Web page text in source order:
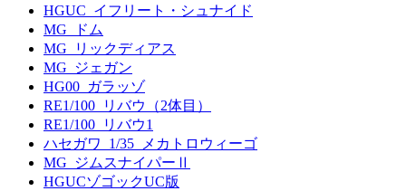
HGUC_イフリート・シュナイド
MG_ドム
MG_リックディアス
MG_ジェガン
HG00_ガラッゾ
RE1/100_リバウ（2体目）
RE1/100_リバウ1
ハセガワ_1/35_メカトロウィーゴ
MG_ジムスナイパーⅡ
HGUCゾゴックUC版